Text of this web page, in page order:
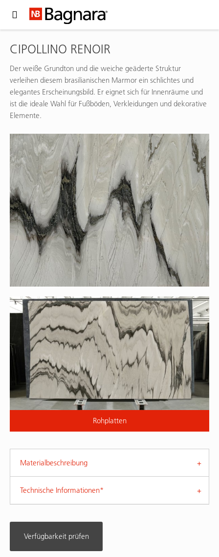
CIPOLLINO RENOIR
Der weiße Grundton und die weiche geäderte Struktur
verleihen diesem brasilianischen Marmor ein schlichtes und
elegantes Erscheinungsbild. Er eignet sich für Innenräume und
ist die ideale Wahl für Fußböden, Verkleidungen und dekorative
Elemente.
Rohplatten
Materialbeschreibung
Technische Informationen*
Verfügbarkeit prüfen